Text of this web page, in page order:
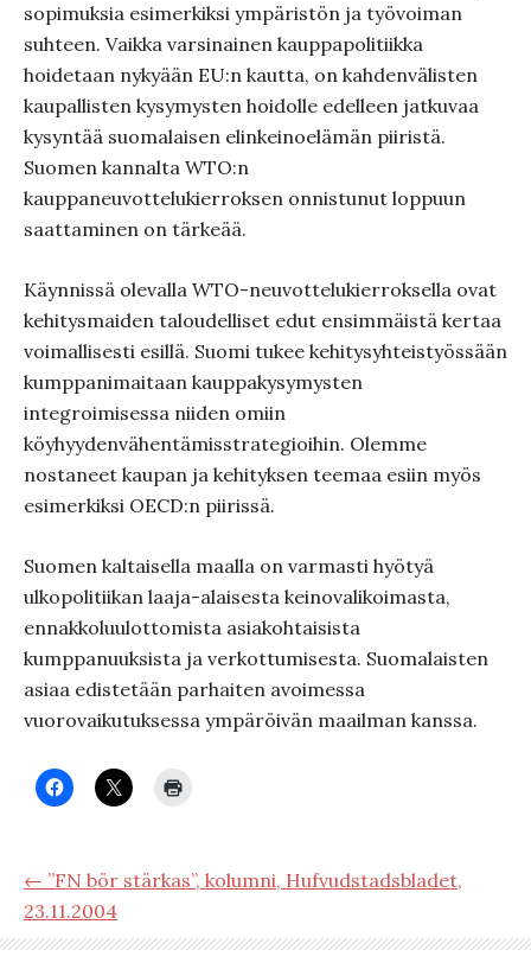
sopimuksia esimerkiksi ympäristön ja työvoiman
suhteen. Vaikka varsinainen kauppapolitiikka
hoidetaan nykyään EU:n kautta, on kahdenvälisten
kaupallisten kysymysten hoidolle edelleen jatkuvaa
kysyntää suomalaisen elinkeinoelämän piiristä.
Suomen kannalta WTO:n
kauppaneuvottelukierroksen onnistunut loppuun
saattaminen on tärkeää.
Käynnissä olevalla WTO-neuvottelukierroksella ovat
kehitysmaiden taloudelliset edut ensimmäistä kertaa
voimallisesti esillä. Suomi tukee kehitysyhteistyössään
kumppanimaitaan kauppakysymysten
integroimisessa niiden omiin
köyhyydenvähentämisstrategioihin. Olemme
nostaneet kaupan ja kehityksen teemaa esiin myös
esimerkiksi OECD:n piirissä.
Suomen kaltaisella maalla on varmasti hyötyä
ulkopolitiikan laaja-alaisesta keinovalikoimasta,
ennakkoluulottomista asiakohtaisista
kumppanuuksista ja verkottumisesta. Suomalaisten
asiaa edistetään parhaiten avoimessa
vuorovaikutuksessa ympäröivän maailman kanssa.
← ”FN bör stärkas”, kolumni, Hufvudstadsbladet,
23.11.2004